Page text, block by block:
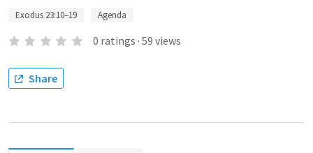
Exodus 23:10–19 Agenda
0 ratings · 59 views
Share